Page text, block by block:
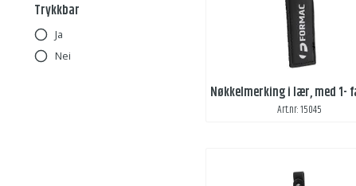
Trykkbar
Ja
Nei
Art.nr: 15045